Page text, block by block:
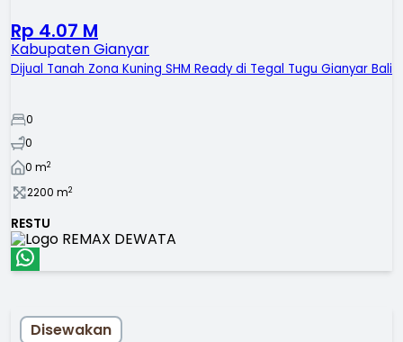
Rp 4.07 M
Kabupaten Gianyar
Dijual Tanah Zona Kuning SHM Ready di Tegal Tugu Gianyar Bali
0
0
0 m2
2200 m2
RESTU
Disewakan